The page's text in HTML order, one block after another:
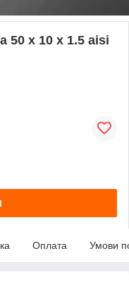
50 х 10 х 1.5 aisi
Оплата Умови